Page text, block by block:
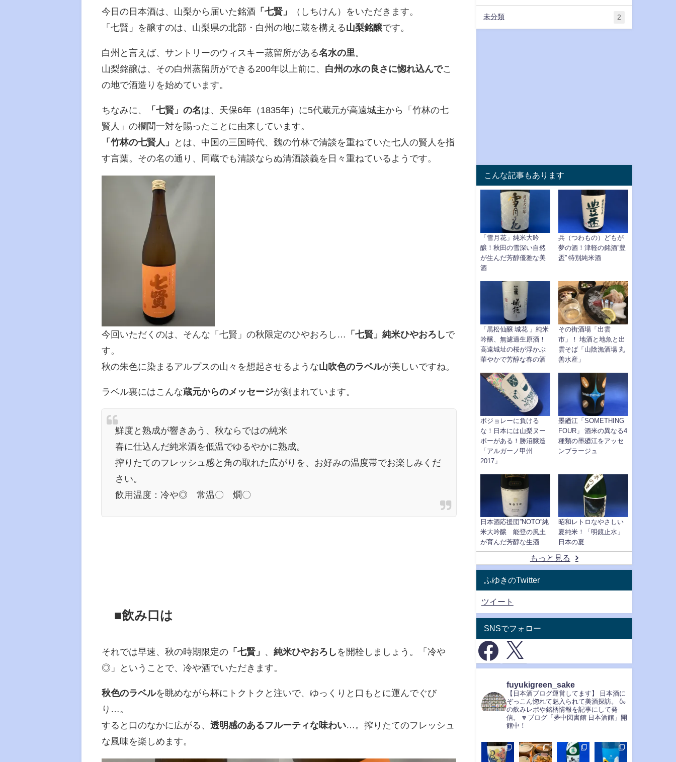
今日の日本酒は、山梨から届いた銘酒 「七賢」
（しちけん）をいただきます。
「七賢」を醸すのは、山梨県の北部・白州の地に蔵を構える山梨銘醸です。
白州と言えば、サントリーのウィスキー蒸留所がある名水の里。
山梨銘醸は、その白州蒸留所ができる200年以上前に、 白州の水の良さに惚れ込んでこ
の地で酒造りを始めています。
ちなみに、 「七賢」の名は、天保6年（1835年）に5代蔵元が高遠城主から「竹林の七
賢人」の欄間一対を賜ったことに由来しています。
「竹林の七賢人」
とは、中国の三国時代、魏の竹林で清談を重ねていた七人の賢人を指
す言葉。その名の通り、同蔵でも清談ならぬ清酒談義を日々重ねているようです。
今回いただくのは、そんな「七賢」の秋限定のひやおろし… 「七賢」純米ひやおろしで
す。
秋の朱色に染まるアルプスの山々を想起させるような山吹色のラベルが美しいですね。
ラベル裏にはこんな蔵元からのメッセージが刻まれています。
鮮度と熟成が響きあう、秋ならではの純米
春に仕込んだ純米酒を低温でゆるやかに熟成。
搾りたてのフレッシュ感と角の取れた広がりを、お好みの温度帯でお楽しみくだ
さい。
飲用温度：冷や◎ 常温〇 燗〇
■飲み口は
それでは早速、秋の時期限定の 「七賢」 、純米ひやおろし を開栓しましょう。「冷や
◎」ということで、冷や酒でいただきます。
秋色のラベルを眺めながら杯にトクトクと注いで、ゆっくりと口もとに運んでぐび
り…。
すると口のなかに広がる、透明感のあるフルーティな味わい…。搾りたてのフレッシュ
な風味を楽しめます。
未分類 2
こんな記事もあります
「雪月花」純米大吟
醸！秋田の雪深い自然
が生んだ芳醇優雅な美
酒
兵（つわもの）どもが
夢の酒！津軽の銘酒”豊
盃” 特別純米酒
「黒松仙醸 城花 」純米
吟醸、無濾過生原酒！
高遠城址の桜が浮かぶ
華やかで芳醇な春の酒
その街酒場「出雲
市」！ 地酒と地魚と出
雲そば「山陰漁酒場 丸
善水産」
ボジョレーに負ける
な！日本には山梨ヌー
ボーがある！勝沼醸造
「アルガーノ甲州
2017」
墨廼江「SOMETHING
FOUR」 酒米の異なる4
種類の墨廼江をアッセ
ンブラージュ
日本酒応援団”NOTO”純
米大吟醸 能登の風土
が育んだ芳醇な生酒
昭和レトロなやさしい
夏純米！「明鏡止水」
日本の夏
もっと見る
ふゆきのTwitter
ツイート
SNSでフォロー
fuyukigreen_sake
【日本酒ブログ運営してます】
日本酒に
ぞっこん惚れて魅入られて美酒探訪。
🍶
の飲みレポや銘柄情報を記事にして発
信。
🔽ブログ「夢中図書館 日本酒館」開
館中！